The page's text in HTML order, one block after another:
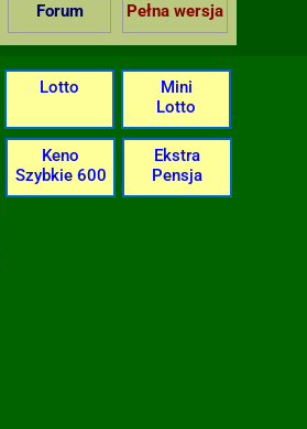
Forum Pełna wersja
Lotto
Mini
Lotto
Keno
Szybkie 600
Ekstra
Pensja